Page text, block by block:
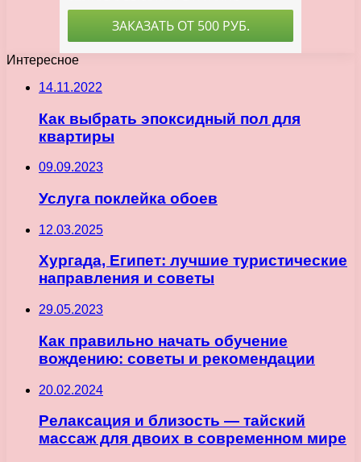
Интересное
14.11.2022
Как выбрать эпоксидный пол для
квартиры
09.09.2023
Услуга поклейка обоев
12.03.2025
Хургада, Египет: лучшие туристические
направления и советы
29.05.2023
Как правильно начать обучение
вождению: советы и рекомендации
20.02.2024
Релаксация и близость — тайский
массаж для двоих в современном мире